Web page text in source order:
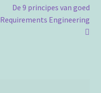
Volgend
bericht:
De 9 principes van goed
Requirements Engineering